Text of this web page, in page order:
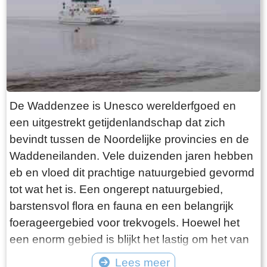
want deze is aan de binnenkant ook de moeite
waard. Er hangt een aantal historische houten
rouwborden aan de muur. In de huizen brandt
licht en de kachel. Aan de andere kant van de
terp loop je weer naar beneden, nu via voetpad
van gele klinkers. Als je daarna links aanhoudt
kom je gewoon weer uit waar je bent begonnen.
Het is moeilijk voor te stellen dat een dergelijk
terp ooit door mensenhanden is gemaakt.
Terpen hadden een belangrijke functie als
bescherming tegen overstromingen vanuit zee.
Na de aanleg van dijken werden ze, ontdaan
van hun nut, voor het grootste deel weer
afgegraven. De vruchtbare grond naar elders
verscheept. Hoe rigoureus deze vorm van
De Waddenzee is Unesco werelderfgoed en
een uitgestrekt getijdenlandschap dat zich
bevindt tussen de Noordelijke provincies en de
Waddeneilanden. Vele duizenden jaren hebben
eb en vloed dit prachtige natuurgebied gevormd
tot wat het is. Een ongerept natuurgebied,
barstensvol flora en fauna en een belangrijk
foerageergebied voor trekvogels. Hoewel het
een enorm gebied is blijkt het lastig om het van
dichtbij te zien en ervaren. Natuurlijk kun je in
Lees meer